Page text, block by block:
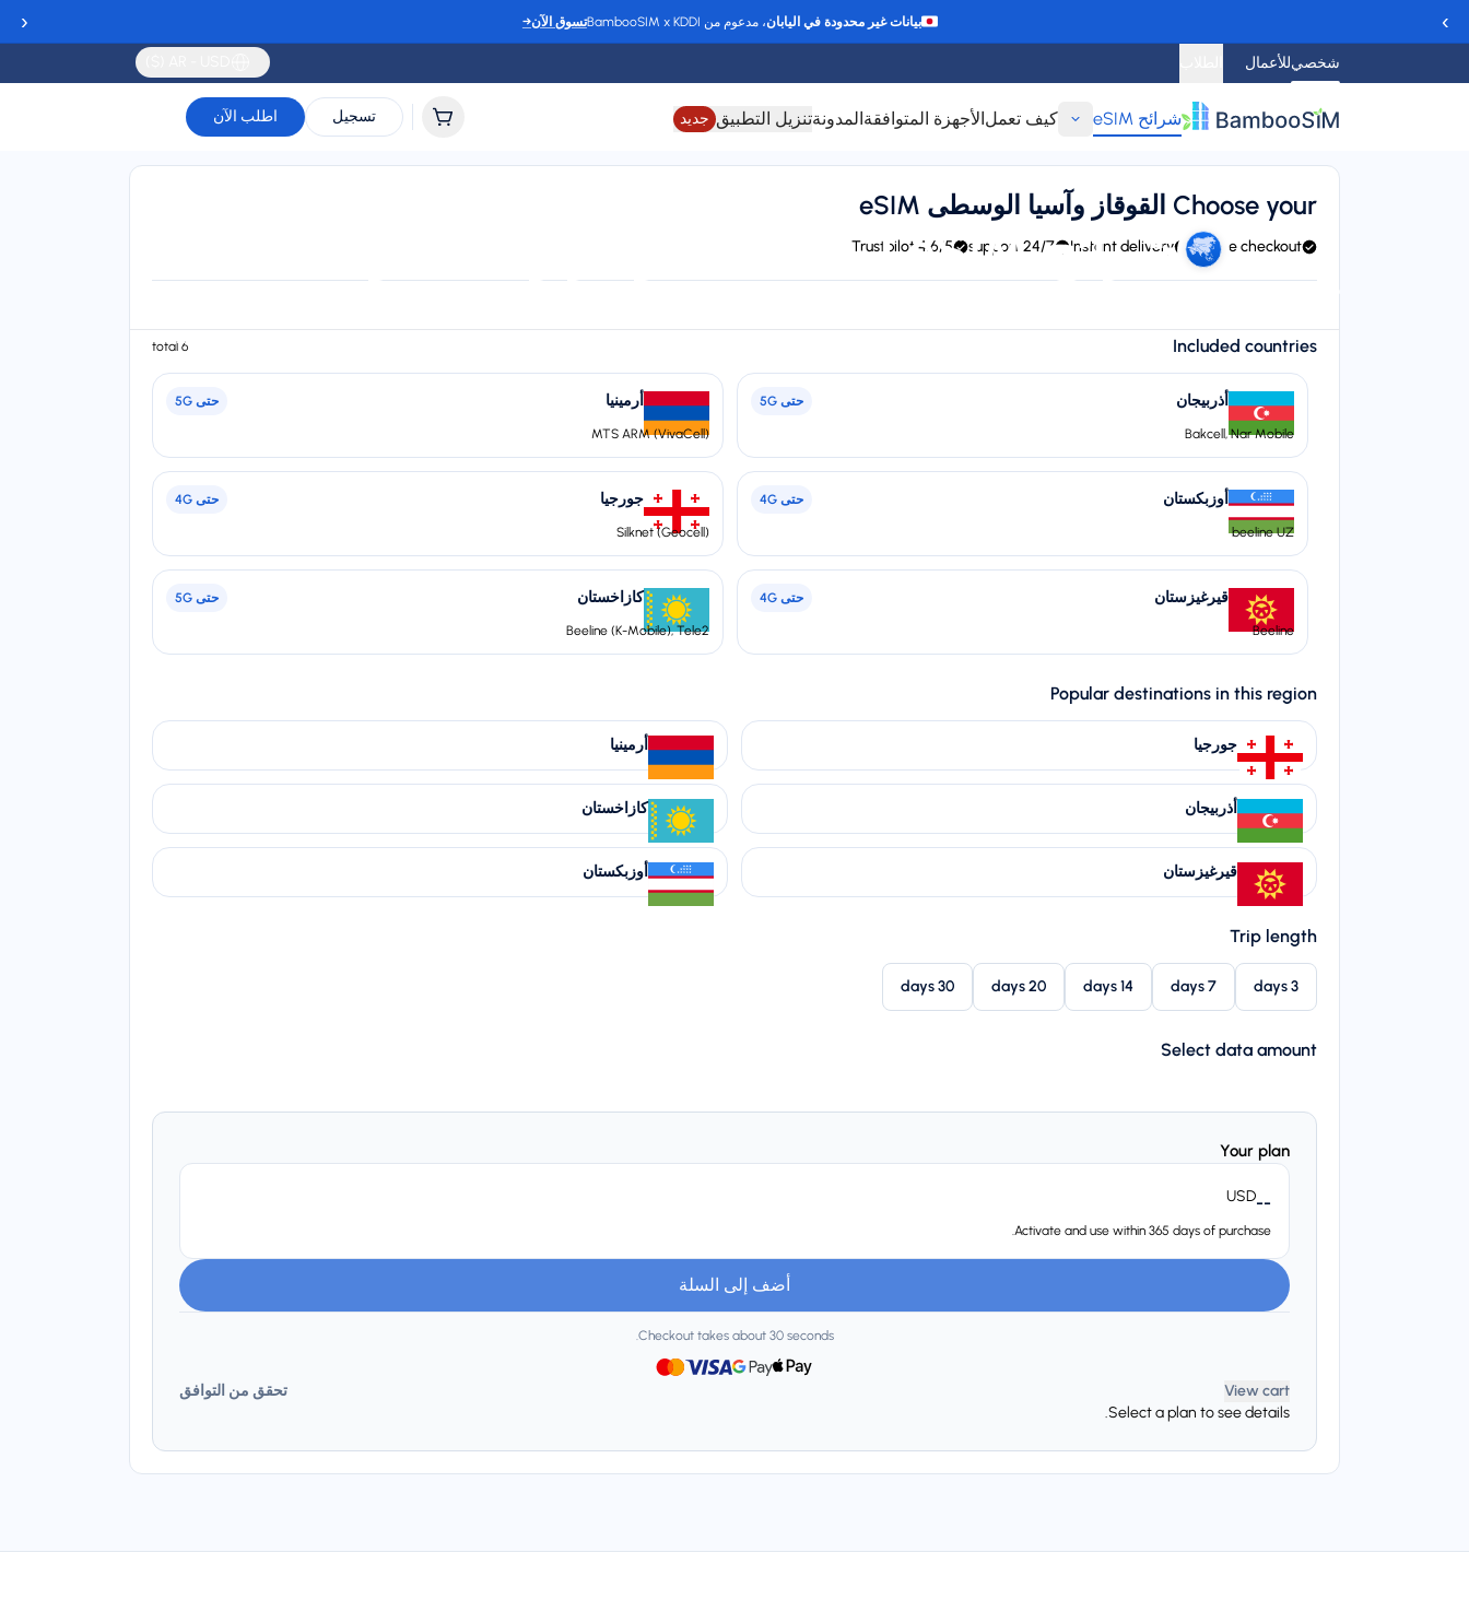
‹ بيانات غير محدودة في اليابان، مدعوم من BambooSIM x KDDI تسوق الآن→ ›
شخصيللأعمال
شرائح eSIM كيف تعملالأجهزة المتوافقةالمدونةتنزيل التطبيق جديد تسجيل اطلب الآن
شرائح eSIM لمنطقة القوقاز وآسيا الوسطى
Validity
Choose your القوقاز وآسيا الوسطى eSIM
Secure checkout
Instant delivery
24/7 support
4.6/5 Trustpilot
Included countries
6 total
أذربيجان حتى 5G
Bakcell, Nar Mobile
أرمينيا حتى 5G
MTS ARM (VivaCell)
أوزبكستان حتى 4G
beeline UZ
جورجيا حتى 4G
Silknet (Geocell)
قيرغيزستان حتى 4G
Beeline
كازاخستان حتى 5G
Beeline (K-Mobile), Tele2
Popular destinations in this region
جورجيا أرمينيا
أذربيجان كازاخستان
قيرغيزستان أوزبكستان
Trip length
3 days
7 days
14 days
20 days
30 days
Select data amount
Your plan
--
USD
Activate and use within 365 days of purchase.
أضف إلى السلة
Checkout takes about 30 seconds.
View cart
تحقق من التوافق
Select a plan to see details.